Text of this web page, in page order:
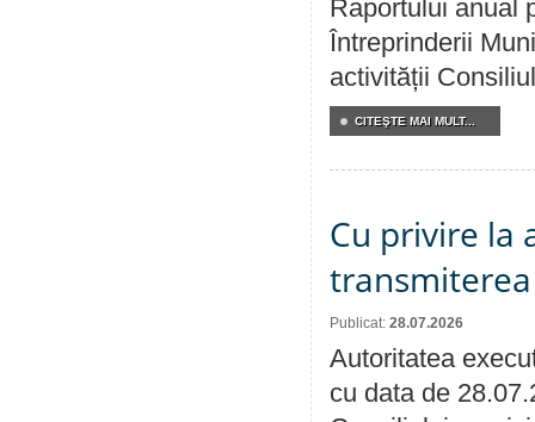
Raportului anual
Întreprinderii
activității
CITEŞTE MAI MULT...
Cu privire la
Publicat: 28.07.2026
Autoritatea
cu data de